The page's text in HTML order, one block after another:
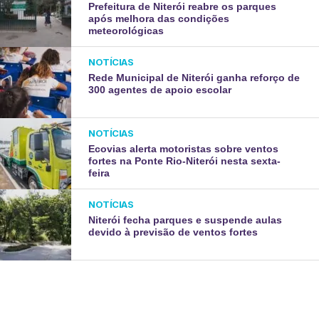
Prefeitura de Niterói reabre os parques
após melhora das condições
meteorológicas
NOTÍCIAS
Rede Municipal de Niterói ganha reforço de
300 agentes de apoio escolar
NOTÍCIAS
Ecovias alerta motoristas sobre ventos
fortes na Ponte Rio-Niterói nesta sexta-
feira
NOTÍCIAS
Niterói fecha parques e suspende aulas
devido à previsão de ventos fortes